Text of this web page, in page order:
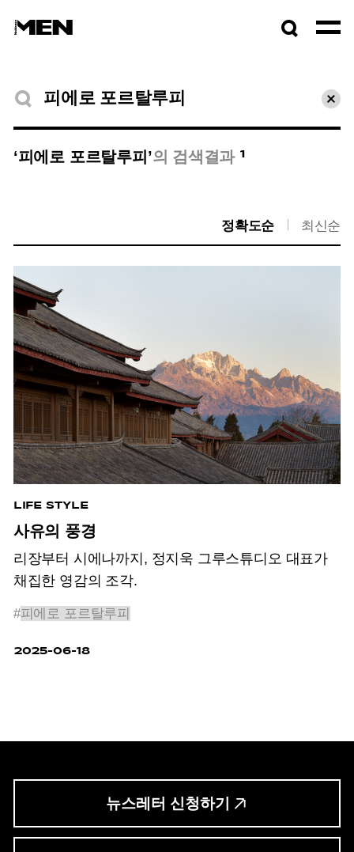
검색결과
초기
‘피에로 포르탈루피’의 검색결과 1
정확도순 최신순
LIFE STYLE
사유의 풍경
리장부터 시에나까지, 정지욱 그루스튜디오 대표가
채집한 영감의 조각.
#피에로 포르탈루피
2025-06-18
뉴스레터 신청하기